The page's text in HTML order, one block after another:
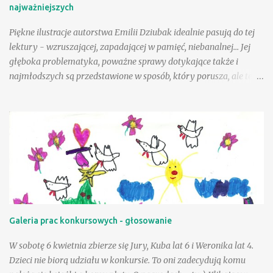
Co nadawano w brzozowym gaju? I kto jest głupi? … :) fragm.
Cuda i dziwy - Wielka księga...
najważniejszych
Piękne ilustracje autorstwa Emilii Dziubak idealnie pasują do tej
lektury - wzruszającej, zapadającej w pamięć, niebanalnej... Jej
głęboka problematyka, poważne sprawy dotykające także i
najmłodszych są przedstawione w sposób, który porusza, ale też i
swojej biblioteczce. Andzia - bohaterka książki - była wyjątkowo
szczęśliwą dziewczynką, a wielka w tym zasługa taty, a choć był
jej tak bliski, to paradoksalnie teraz lepiej sobie poradzić w tej
trudnej sytuacji, gdy tak drogiej osoby zabrakło - przeciwnie niż
jej mama. Andzia zauważa, że mama czasem zachowuje się tak, "
jakby zapomniała, że już jest dorosła " - można to różnie
tłumaczyć - silniejszymi więzami, odmienną sytuacją życiową, na
pewno jednak niebagatelne znaczenie ma dla dziewczynki
szczególnej, bo "ptasiej postaci...
Galeria prac konkursowych - głosowanie
W sobotę 6 kwietnia zbierze się Jury, Kuba lat 6 i Weronika lat 4.
Dzieci nie biorą udziału w konkursie. To oni zadecydują komu